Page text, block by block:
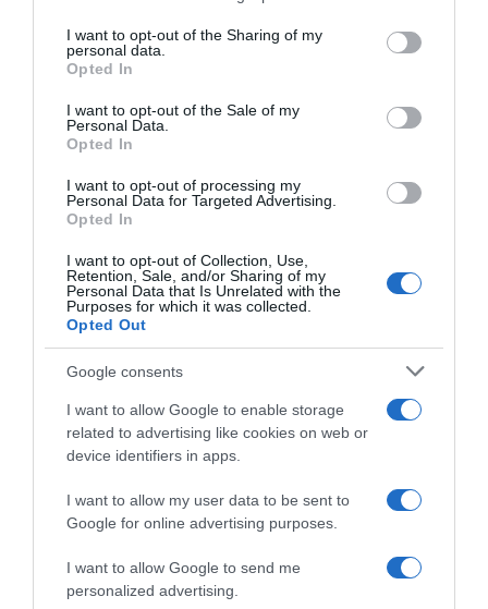
not limited to your visit or usage behaviour. You may click to
grant or deny consent to Google and its third-party tags to
use your data for below specified purposes in below Google
consent section.
I want to opt-out of the Sharing of my
personal data.
Opted In
I want to opt-out of the Sale of my
Personal Data.
Opted In
I want to opt-out of processing my
Personal Data for Targeted Advertising.
Opted In
I want to opt-out of Collection, Use,
Retention, Sale, and/or Sharing of my
Personal Data that Is Unrelated with the
Purposes for which it was collected.
Opted Out
Google consents
I want to allow Google to enable storage
related to advertising like cookies on web or
device identifiers in apps.
I want to allow my user data to be sent to
Google for online advertising purposes.
I want to allow Google to send me
personalized advertising.
H ξεχωριστή
πρωτοβουλία
ευαισθητοποίησης
της Servier Hellas για
τη σημασία της
ταινίας και ενός βιβλίου, με τίτλο«Μια
γεύση από ζωή»
ΗΧάρτα Προσήλωσης στην Αγωγή,
συμμαχία για τη βελτίωση της
προσήλωσης των ασθενών στη
θεραπευτική αγωγή
Η Νέα, ΑνανεωμένηΕκπαιδευτική
Πλατφόρματης Servier Hellas
akolouthotinagogi.grγια Ασθενείς με
Χρόνια Νοσήματα
MyComeback@Work,
πρωτοβουλίατης Servier Hellas με
επιστροφή στην εργασία